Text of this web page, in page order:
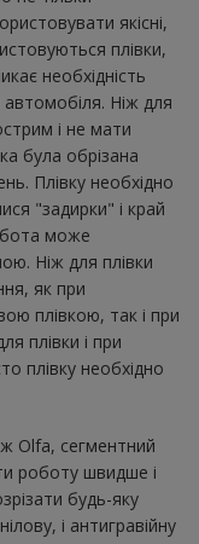
якісні,
плівки,
необхідність
автомобіля. Ніж для
і не мати
була обрізана
Плівку необхідно
"задирки" і край
може
Ніж для плівки
як при
плівкою, так і при
плівки і при
плівку необхідно
Olfa, сегментний
роботу швидше і
будь-яку
і антигравійну